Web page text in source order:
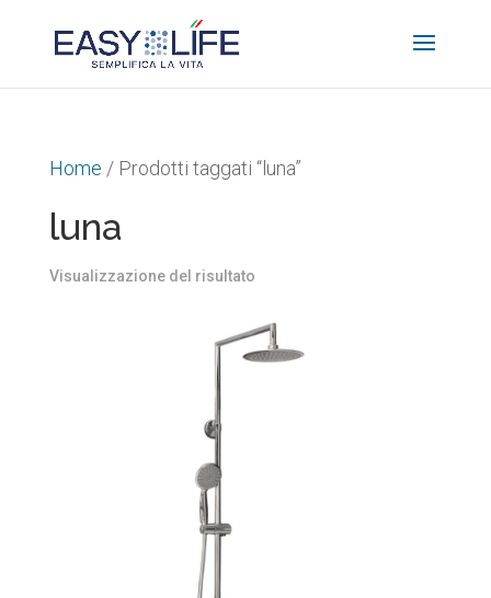
Home / Prodotti taggati “luna”
luna
Visualizzazione del risultato